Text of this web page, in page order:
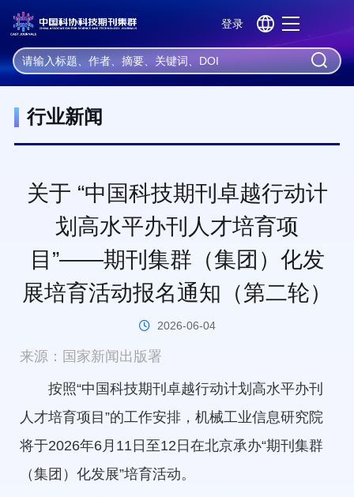
机器学习 深度学习 神经网络 自然语言处理
登录
首 页 资 讯 行业新闻
行业新闻
关于 “中国科技期刊卓越行动计
划高水平办刊人才培育项
目”——期刊集群（集团）化发
展培育活动报名通知（第二轮）
2026-06-04
来源：国家新闻出版署
按照“中国科技期刊卓越行动计划高水平办刊
人才培育项目”的工作安排，机械工业信息研究院
将于2026年6月11日至12日在北京承办“期刊集群
（集团）化发展”培育活动。